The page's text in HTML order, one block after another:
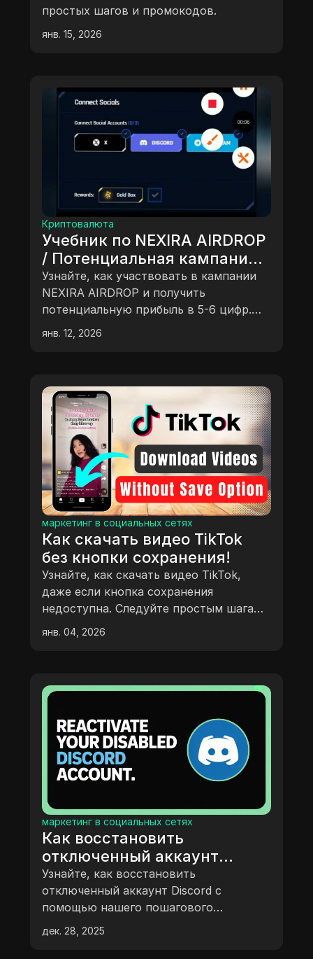
простых шагов и промокодов.
янв. 15, 2026
Криптовалюта
Учебник по NEXIRA AIRDROP
/ Потенциальная кампания
AIRDROP на 5-6 цифр
Узнайте, как участвовать в кампании
NEXIRA AIRDROP и получить
потенциальную прибыль в 5-6 цифр.
Подробное руководство по
регистрации и выполнению заданий.
янв. 12, 2026
маркетинг в социальных сетях
Как скачать видео TikTok
без кнопки сохранения!
Узнайте, как скачать видео TikTok,
даже если кнопка сохранения
недоступна. Следуйте простым шагам
для сохранения ваших любимых видео.
янв. 04, 2026
маркетинг в социальных сетях
Как восстановить
отключенный аккаунт
Discord (Пошаговое
руководство 2025)
Узнайте, как восстановить
отключенный аккаунт Discord с
помощью нашего пошагового
руководства.
дек. 28, 2025